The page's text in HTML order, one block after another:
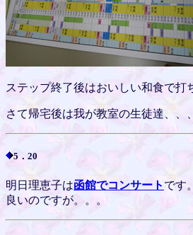
ステップ終了後はおいしい和食で打
さて帰宅後は我が教室の生徒達、
5．20
明日理恵子は函館でコンサート です
良いのですが。。。